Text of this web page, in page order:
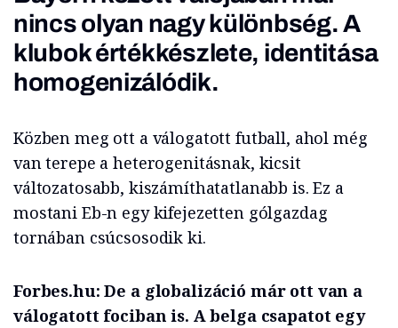
nincs olyan nagy különbség. A
klubok értékkészlete, identitása
homogenizálódik.
Közben meg ott a válogatott futball, ahol még
van terepe a heterogenitásnak, kicsit
változatosabb, kiszámíthatatlanabb is. Ez a
mostani Eb-n egy kifejezetten gólgazdag
tornában csúcsosodik ki.
Forbes.hu: De a globalizáció már ott van a
válogatott fociban is. A belga csapatot egy